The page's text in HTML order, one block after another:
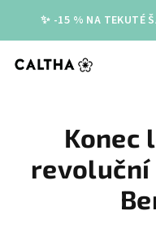
obsah
✨ -15 % NA TEKUTÉ
Konec
revoluční